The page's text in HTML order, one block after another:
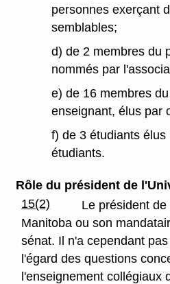
personnes exerçant
semblables;
d) de 2 membres du
nommés par
e) de 16 membres
enseignant, élus par
f) de 3 étudiants
étudiants.
Rôle du président de
15(2)
Le président
Manitoba ou son
sénat. Il n'a cependant
l'égard des questions
l'enseignement collégiaux